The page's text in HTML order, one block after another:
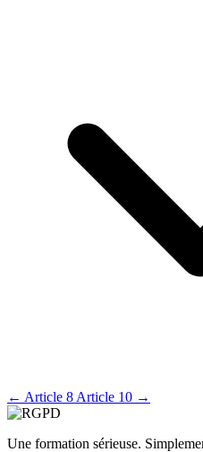
← Article 8 Article 10 →
Une formation sérieuse.